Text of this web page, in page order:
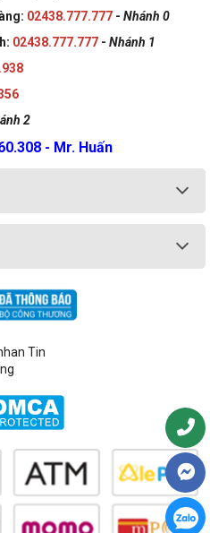
02438.777.777 - Nhánh 0
02438.777.777 - Nhánh 1
2
- Mr. Huấn